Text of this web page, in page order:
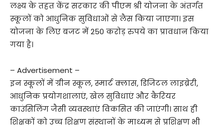
लक्ष्य के तहत केंद्र सरकार की पीएम श्री योजना के अंतर्गत
स्कूलों को आधुनिक सुविधाओं से लैस किया जाएगा। इस
योजना के लिए बजट में 250 करोड़ रुपये का प्रावधान किया
गया है।
– Advertisement –
इन स्कूलों में ग्रीन स्कूल, स्मार्ट क्लास, डिजिटल लाइब्रेरी,
आधुनिक प्रयोगशालाएं, खेल सुविधाएं और कैरियर
काउंसिलिंग जैसी व्यवस्थाएं विकसित की जाएंगी। साथ ही
शिक्षकों को उच्च शिक्षण संस्थानों के माध्यम से प्रशिक्षण भी